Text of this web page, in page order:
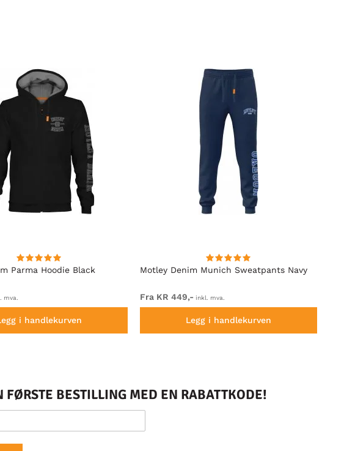
Parma Hoodie Black
mva.
i handlekurven
Motley Denim Munich Sweatpants Navy
Fra KR 449,- inkl. mva.
Legg i handlekurven
FØRSTE BESTILLING MED EN RABATTKODE!